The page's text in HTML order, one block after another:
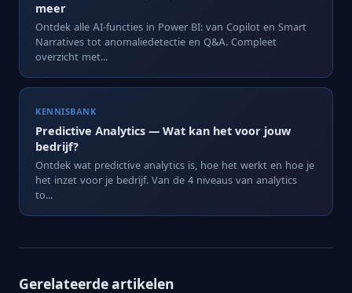
meer
Ontdek alle AI-functies in Power BI: van Copilot en Smart
Narratives tot anomaliedetectie en Q&A. Compleet
overzicht met...
KENNISBANK
Predictive Analytics — Wat kan het voor jouw
bedrijf?
Ontdek wat predictive analytics is, hoe het werkt en hoe je
het inzet voor je bedrijf. Van de 4 niveaus van analytics
to...
Gerelateerde artikelen